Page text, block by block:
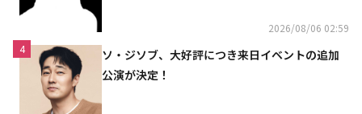
2026/08/06 02:59
4
ソ・ジソブ、大好評につき来日イベントの追加
公演が決定！